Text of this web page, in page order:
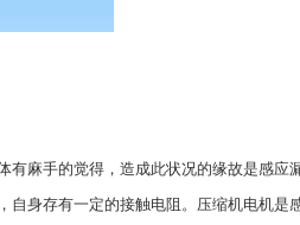
麻手的觉得，造成此状况的缘故是感应漏
自身存有一定的接触电阻。压缩机电机是